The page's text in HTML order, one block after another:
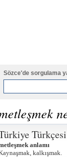
Sözce'de sorgulama
anlamı
kalkışmak.